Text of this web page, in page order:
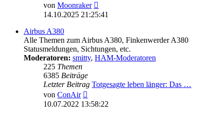
von Moonraker
Beitrag
14.10.2025 21:25:41
Airbus A380
Alle Themen zum Airbus A380, Finkenwerder A380
Statusmeldungen, Sichtungen, etc.
Moderatoren: smitty, HAM-Moderatoren
225 Themen
6385 Beiträge
Letzter Beitrag Totgesagte leben länger: Das …
von ConAir
Beitrag
10.07.2022 13:58:22